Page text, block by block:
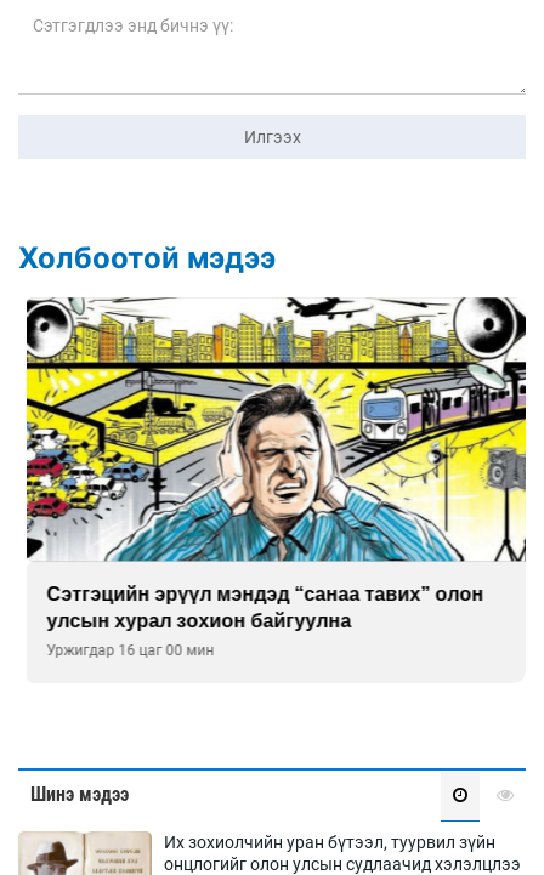
Илгээх
Холбоотой мэдээ
Сэтгэцийн эрүүл мэндэд “санаа тавих” олон
улсын хурал зохион байгуулна
Уржигдар 16 цаг 00 мин
Шинэ мэдээ
Их зохиолчийн уран бүтээл, туурвил зүйн
онцлогийг олон улсын судлаачид хэлэлцлээ